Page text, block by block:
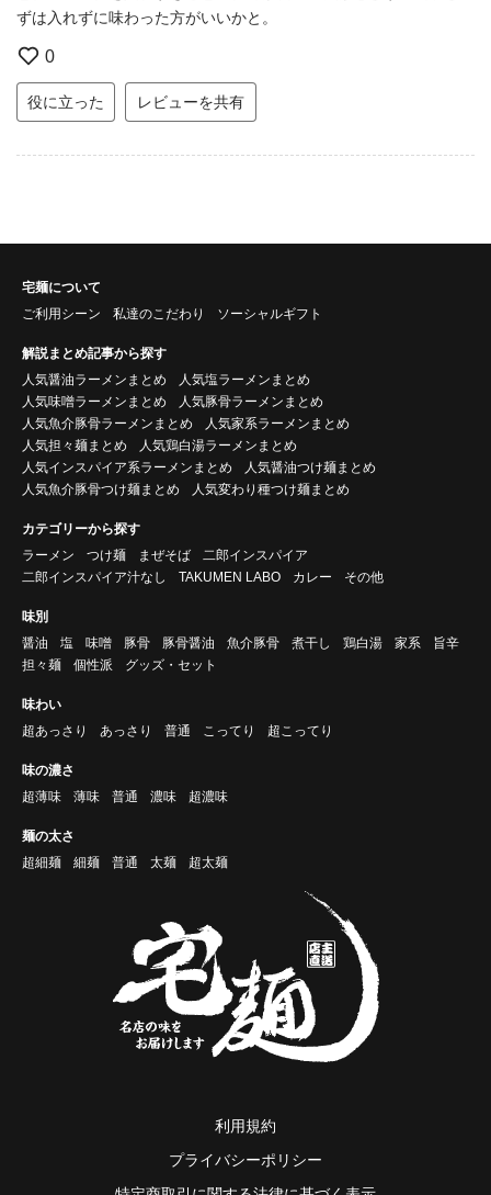
ずは入れずに味わった方がいいかと。
0
役に立った レビューを共有
宅麺について
ご利用シーン
私達のこだわり ソーシャルギフト
解説まとめ記事から探す
人気醤油ラーメンまとめ
人気塩ラーメンまとめ
人気味噌ラーメンまとめ
人気豚骨ラーメンまとめ
人気魚介豚骨ラーメンまとめ
人気家系ラーメンまとめ
人気担々麺まとめ
人気鶏白湯ラーメンまとめ
人気インスパイア系ラーメンまとめ
人気醤油つけ麺まとめ
人気魚介豚骨つけ麺まとめ
人気変わり種つけ麺まとめ
カテゴリーから探す
ラーメン
つけ麺 まぜそば
二郎インスパイア
二郎インスパイア汁なし
TAKUMEN LABO カレー その他
味別
醤油
塩 味噌 豚骨 豚骨醤油 魚介豚骨 煮干し 鶏白湯 家系
旨辛
担々麺
個性派 グッズ・セット
味わい
超あっさり
あっさり 普通 こってり 超こってり
味の濃さ
超薄味
薄味 普通 濃味 超濃味
麺の太さ
超細麺
細麺 普通 太麺 超太麺
利用規約
プライバシーポリシー